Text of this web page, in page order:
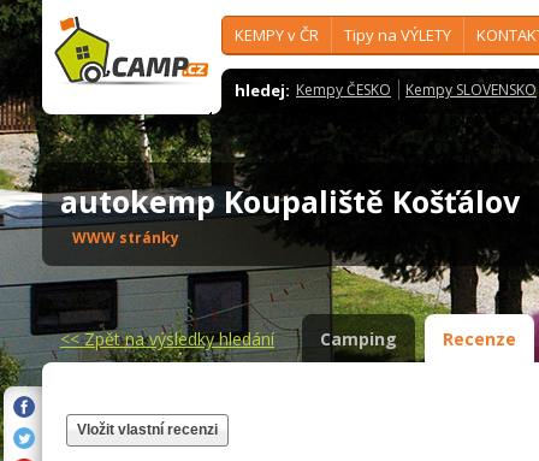
KEMPY v ČR Tipy na VÝLETY
hledej: Kempy ČESKO Kempy SLOVENSKO
autokemp Koupaliště Košťálov
WWW stránky
<<Zpět na výsledky hledání Camping Recenze
Vložit vlastní recenzi